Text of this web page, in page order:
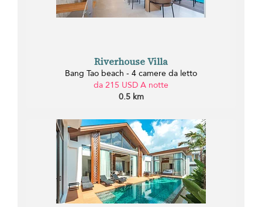
Riverhouse Villa
Bang Tao beach - 4 camere da letto
da 215 USD A notte
0.5 km